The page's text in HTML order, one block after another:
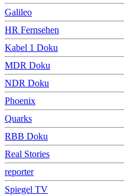
Galileo
HR Fernsehen
Kabel 1 Doku
MDR Doku
NDR Doku
Phoenix
Quarks
RBB Doku
Real Stories
reporter
Spiegel TV